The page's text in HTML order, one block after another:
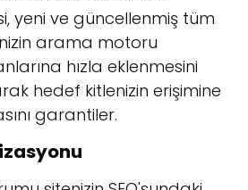
yeni ve güncellenmiş tüm
arama motoru
hızla eklenmesini
hedef kitlenizin erişimine
garantiler.